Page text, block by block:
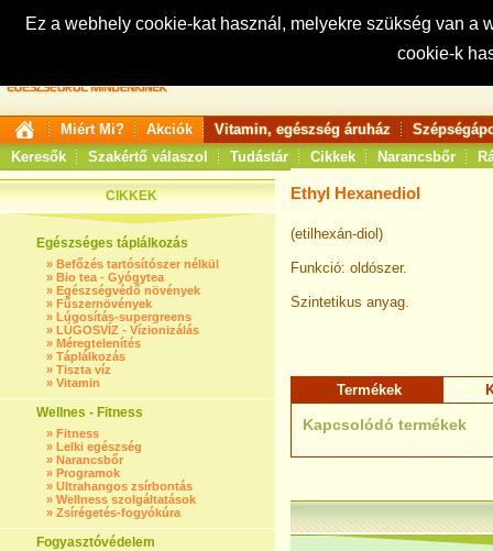
Ez a webhely cookie-kat használ, melyekre szükség van
cookie-k
Keresés:
Miért Mi? Akciók Vitamin, egészség áruház
Keresők
Szakértő válaszol Tudástár Cikkek Narancsbőr
CIKKEK
Egészséges táplálkozás
» Befőzés tartósítószer nélkül
» Bio tea - Gyógytea
» Egészségvédő növények
» Fűszernövények
» Lúgosítás-supergreens
» LÚGOSVÍZ - Vízionizálás
» Méregtelenítés
» Táplálkozás
» Tiszta víz
» Vitamin
Wellnes - Fitness
» Fitness
» Lelki egészség
» Narancsbőr
» Programok
» Ultrahangos zsírbontás
» Wellness szolgáltatások
» Zsírégetés-fogyókúra
Fogyasztóvédelem
Ethyl Hexanediol
(etilhexán-diol)
Funkció: oldószer.
Szintetikus anyag.
Termékek
Kapcsolódó termékek